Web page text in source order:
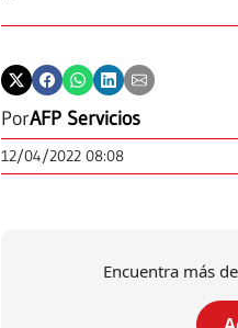
PorAFP Servicios
12/04/2022 08:08
Encuentra más